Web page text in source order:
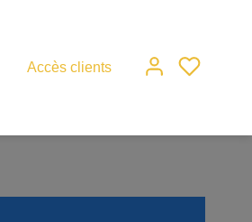
Accès clients